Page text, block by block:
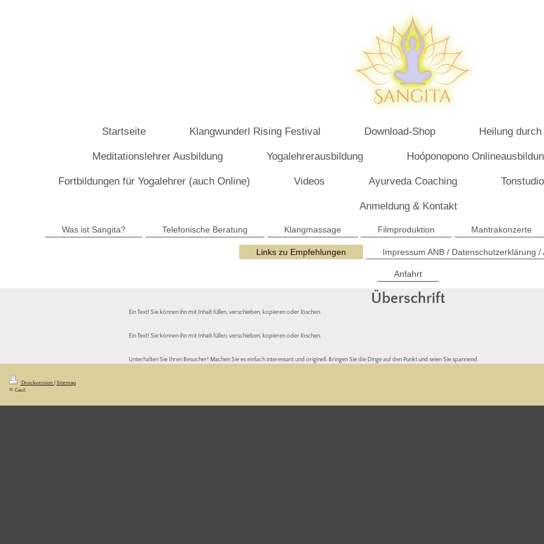
Startseite Klangwunderl Rising Festival Download-Shop Heilung
Meditationslehrer Ausbildung Yogalehrerausbildung Hoóponopono
Fortbildungen für Yogalehrer (auch Online) Videos Ayurveda Coaching Tonstudio
Anmeldung & Kontakt
Was ist Sangita? Telefonische Beratung Klangmassage Filmproduktion Mantrakonzerte
Links zu Empfehlungen Impressum ANB / Datenschutzerklärung /
Anfahrt
Überschrift
Ein Text! Sie können ihn mit Inhalt füllen, verschieben, kopieren oder löschen.
Ein Text! Sie können ihn mit Inhalt füllen, verschieben, kopieren oder löschen.
Unterhalten Sie Ihren Besucher! Machen Sie es einfach interessant und originell. Bringen Sie die Dinge auf den Punkt und seien Sie spannend.
Druckversion | Sitemap
© Gaul,